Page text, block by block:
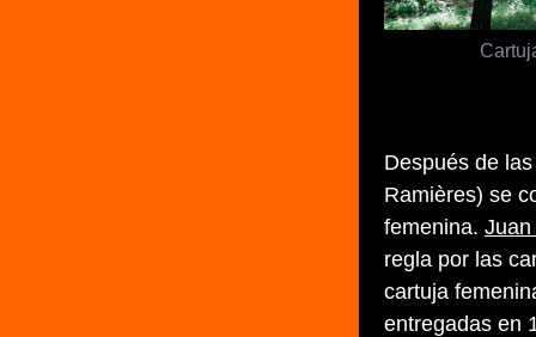
Después de
Ramières) se
femenina. Juan
regla por las
cartuja
entregadas en